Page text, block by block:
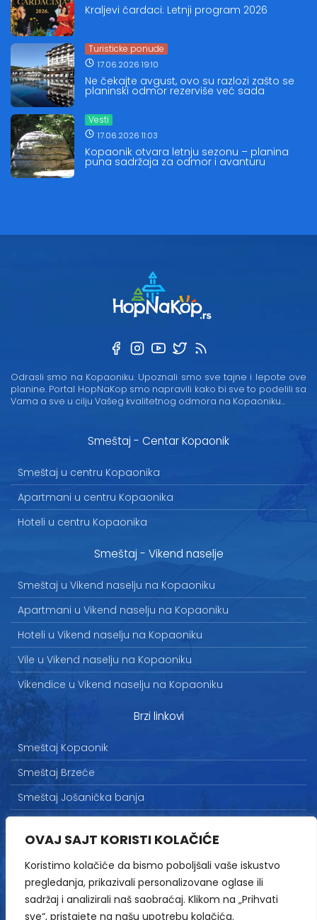
OVAJ SAJT KORISTI KOLAČIĆE
Koristimo kolačiće da bismo poboljšali vaše iskustvo
pregledanja, prikazivali personalizovane oglase ili
sadržaj i analizirali naš saobraćaj. Klikom na „Prihvati
sve“, pristajete na našu upotrebu kolačića.
Kraljevi čardaci: Letnji program 2026
Turisticke ponude
17.06.2026 19:10
Ne čekajte avgust, ovo su razlozi zašto se
planinski odmor rezerviše već sada
Vesti
17.06.2026 11:03
Kopaonik otvara letnju sezonu – planina
puna sadržaja za odmor i avanturu
Odrasli smo na Kopaoniku. Upoznali smo sve tajne i lepote ove
planine. Portal HopNaKop smo napravili kako bi sve to podelili sa
Vama a sve u cilju Vašeg kvalitetnog odmora na Kopaoniku...
Smeštaj - Centar Kopaonik
Smeštaj u centru Kopaonika
Apartmani u centru Kopaonika
Hoteli u centru Kopaonika
Smeštaj - Vikend naselje
Smeštaj u Vikend naselju na Kopaoniku
Apartmani u Vikend naselju na Kopaoniku
Hoteli u Vikend naselju na Kopaoniku
Vile u Vikend naselju na Kopaoniku
Vikendice u Vikend naselju na Kopaoniku
Brzi linkovi
Smeštaj Kopaonik
Smeštaj Brzeće
Smeštaj Jošanička banja
Marketing
Politika privatnosti
Kontakt